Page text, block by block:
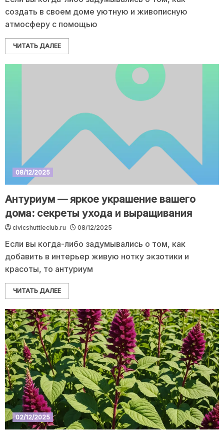
создать в своем доме уютную и живописную
атмосферу с помощью
ЧИТАТЬ ДАЛЕЕ
08/12/2025
Антуриум — яркое украшение вашего
дома: секреты ухода и выращивания
civicshuttleclub.ru 08/12/2025
Если вы когда-либо задумывались о том, как
добавить в интерьер живую нотку экзотики и
красоты, то антуриум
ЧИТАТЬ ДАЛЕЕ
02/12/2025